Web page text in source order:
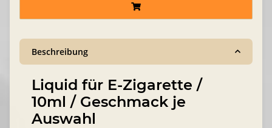
Beschreibung
Liquid für E-Zigarette /
10ml / Geschmack je
Auswahl